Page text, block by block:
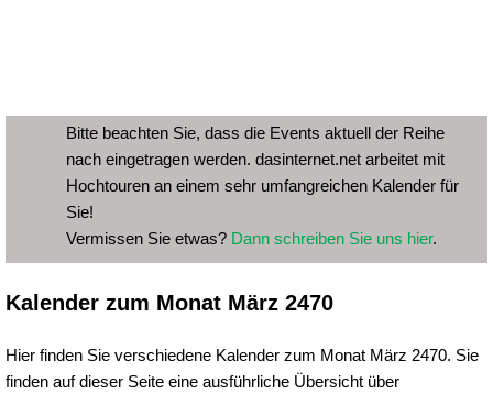
Bitte beachten Sie, dass die Events aktuell der Reihe
nach eingetragen werden. dasinternet.net arbeitet mit
Hochtouren an einem sehr umfangreichen Kalender für
Sie!
Vermissen Sie etwas? Dann schreiben Sie uns hier.
Kalender zum Monat März 2470
Hier finden Sie verschiedene Kalender zum Monat März 2470. Sie
finden auf dieser Seite eine ausführliche Übersicht über